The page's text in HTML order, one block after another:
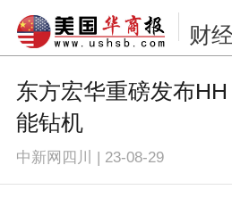
财
东方宏华重磅发布
能钻机
中新网四川 | 23-08-29